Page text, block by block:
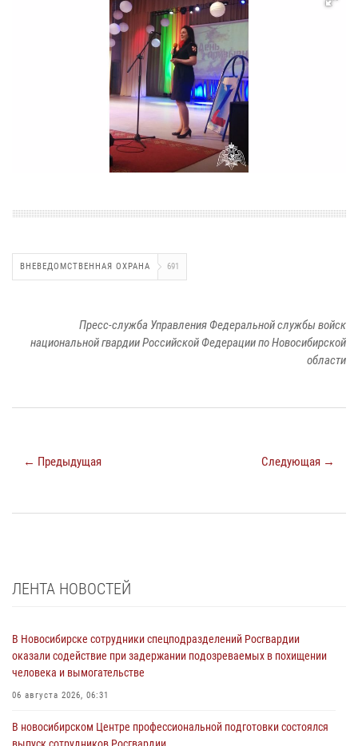
ВНЕВЕДОМСТВЕННАЯ ОХРАНА 691
Пресс-служба Управления Федеральной службы войск
национальной гвардии Российской Федерации по Новосибирской
области
← Предыдущая Следующая →
ЛЕНТА НОВОСТЕЙ
В Новосибирске сотрудники спецподразделений Росгвардии
оказали содействие при задержании подозреваемых в похищении
человека и вымогательстве
06 августа 2026, 06:31
В новосибирском Центре профессиональной подготовки состоялся